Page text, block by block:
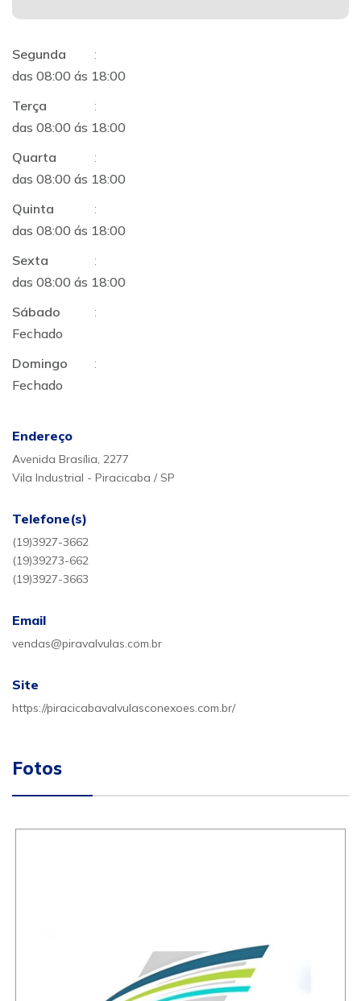
Segunda
:
das 08:00 ás 18:00
Terça
:
das 08:00 ás 18:00
Quarta
:
das 08:00 ás 18:00
Quinta
:
das 08:00 ás 18:00
Sexta
:
das 08:00 ás 18:00
Sábado
:
Fechado
Domingo
:
Fechado
Endereço
Avenida Brasília, 2277
Vila Industrial - Piracicaba / SP
Telefone(s)
(19)3927-3662
(19)39273-662
(19)3927-3663
Email
vendas@piravalvulas.com.br
Site
https://piracicabavalvulasconexoes.com.br/
Fotos